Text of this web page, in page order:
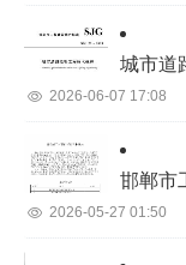
城市道
2026-06-07 17:08
邯郸市
2026-05-27 01:50